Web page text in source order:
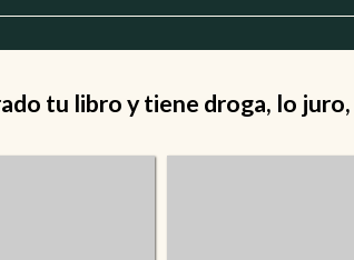
tu libro y tiene droga, lo juro,